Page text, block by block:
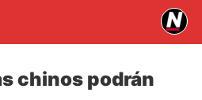
chinos podrán